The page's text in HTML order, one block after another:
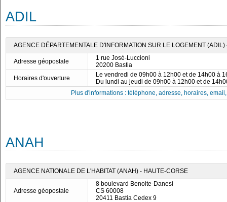
ADIL
AGENCE DÉPARTEMENTALE D'INFORMATION SUR LE LOGEMENT
Adresse géopostale
1 rue José-Luccioni
20200 Bastia
Horaires d'ouverture
Le vendredi de 09h00 à 12h00 et de 14h00 à
Du lundi au jeudi de 09h00 à 12h00 et de
Plus d'informations : téléphone, adresse, horaires,
ANAH
AGENCE NATIONALE DE L'HABITAT (ANAH) - HAUTE-CORSE
Adresse géopostale
8 boulevard Benoite-Danesi
CS 60008
20411 Bastia Cedex 9